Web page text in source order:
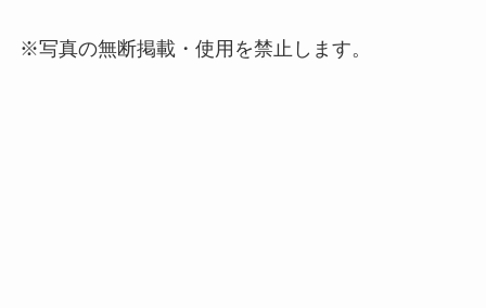
※写真の無断掲載・使用を禁止します。